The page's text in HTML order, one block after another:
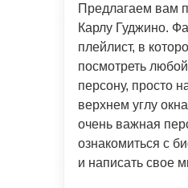
Предлагаем вам
Карлу Гуджино.
плейлист, в
посмотреть
персону, просто
верхнем углу
очень важная
ознакомиться с
и написать свое